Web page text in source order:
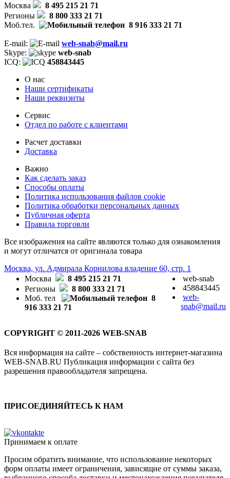
Москва
8 495 215 21 71
Регионы
8 800 333 21 71
Моб.тел.
8 916 333 21 71
E-mail:
web-snab@mail.ru
Skype:
web-snab
ICQ:
458843445
О нас
Наши сертификаты
Наши реквизиты
Сервис
Отдел по работе с клиентами
Расчет доставки
Доставка
Важно
Как сделать заказ
Способы оплаты
Политика использования файлов cookie
Политика обработки персональных данных
Публичная оферта
Правила торговли
Все изображения на сайте являются только для ознакомления
и могут отличатся от оригинала товара
Москва, ул. Адмирала Корнилова владение 60, стр. 1
Москва
8 495 215 21 71
Регионы
8 800 333 21 71
Моб. тел
8
916 333 21 71
web-snab
458843445
web-
snab@mail.ru
COPYRIGHT © 2011-2026 WEB-SNAB
Вся информация на сайте – собственность интернет-магазина
WEB-SNAB.RU Публикация информации с сайта без
разрешения правообладателя запрещена.
ПРИСОЕДИНЯЙТЕСЬ К НАМ
Принимаем к оплате
Просим обратить внимание, что использование некоторых
форм оплаты имеет ограничения, зависящие от суммы заказа,